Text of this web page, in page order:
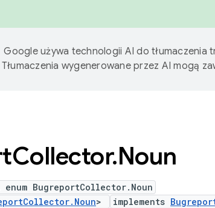
Google używa technologii AI do tłumaczenia
wygenerowane przez AI mogą
Collector.Noun
BugreportCollector.Noun
> implements